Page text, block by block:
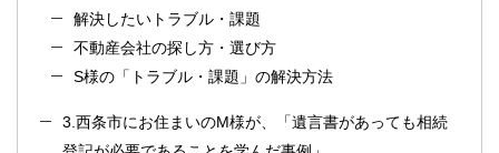
解決したいトラブル・課題
不動産会社の探し方・選び方
S様の「トラブル・課題」の解決方法
3.西条市にお住まいのM様が、「遺言書があっても相続